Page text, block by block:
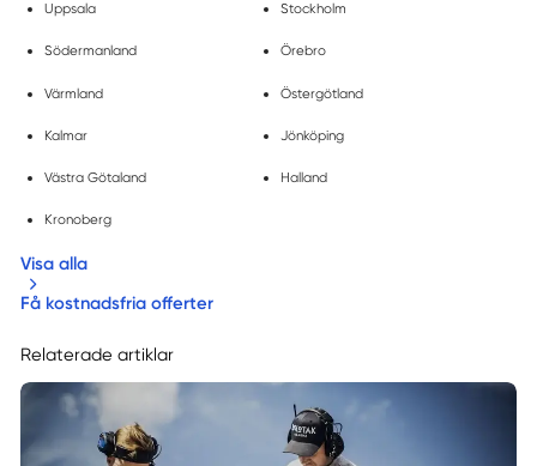
Uppsala Stockholm
Södermanland Örebro
Värmland Östergötland
Kalmar Jönköping
Västra Götaland Halland
Kronoberg
Visa alla
Få kostnadsfria offerter
Relaterade artiklar